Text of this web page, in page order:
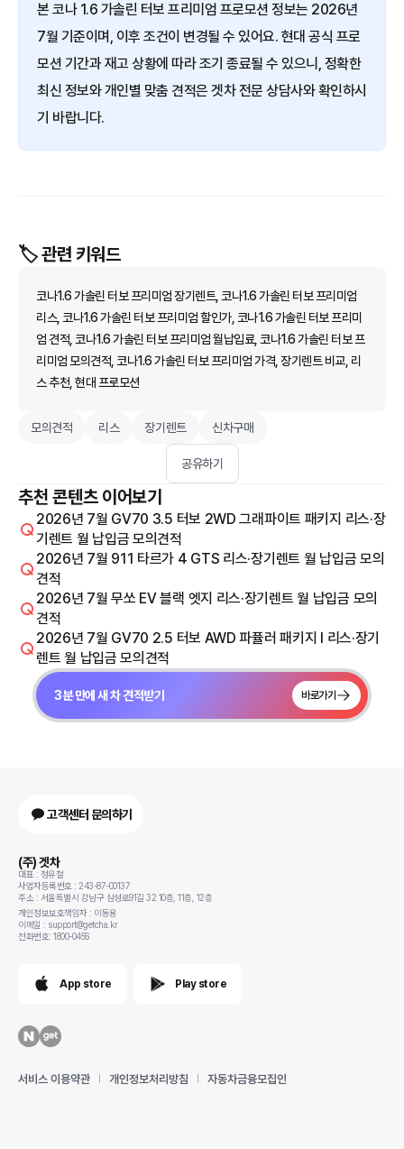
본 코나 1.6 가솔린 터보 프리미엄 프로모션 정보는 2026년
7월 기준이며, 이후 조건이 변경될 수 있어요. 현대 공식 프로
모션 기간과 재고 상황에 따라 조기 종료될 수 있으니, 정확한
최신 정보와 개인별 맞춤 견적은 겟차 전문 상담사와 확인하시
기 바랍니다.
🏷️ 관련 키워드
코나1.6 가솔린 터보 프리미엄 장기렌트, 코나1.6 가솔린 터보 프리미엄
리스, 코나1.6 가솔린 터보 프리미엄 할인가, 코나1.6 가솔린 터보 프리미
엄 견적, 코나1.6 가솔린 터보 프리미엄 월납입료, 코나1.6 가솔린 터보 프
리미엄 모의견적, 코나1.6 가솔린 터보 프리미엄 가격, 장기렌트 비교, 리
스 추천, 현대 프로모션
모의견적 리스 장기렌트 신차구매
공유하기
추천 콘텐츠 이어보기
2026년 7월 GV70 3.5 터보 2WD 그래파이트 패키지 리스·장
기렌트 월 납입금 모의견적
2026년 7월 911 타르가 4 GTS 리스·장기렌트 월 납입금 모의
견적
2026년 7월 무쏘 EV 블랙 엣지 리스·장기렌트 월 납입금 모의
견적
2026년 7월 GV70 2.5 터보 AWD 파퓰러 패키지 I 리스·장기
렌트 월 납입금 모의견적
3분 만에 새 차 견적받기 바로가기
고객센터 문의하기
(주) 겟차
대표 : 정유철
사업자등록번호 : 243-87-00137
주소 : 서울특별시 강남구 삼성로91길 32 10층, 11층, 12층
개인정보보호책임자 : 이동용
이메일 : support@getcha.kr
전화번호: 1800-0456
App store Play store
서비스 이용약관 개인정보처리방침 자동차금융모집인